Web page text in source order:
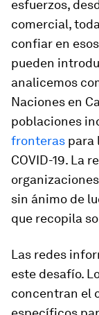
esfuerzos,
comercial,
confiar en
pueden
analicemos
Naciones en
poblaciones
fronteras para
COVID-19. La
sin ánimo de
que recopila
Las redes
este desafío.
concentran el